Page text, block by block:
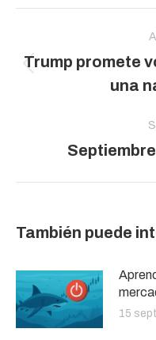
Trump promete
una
También puede
15